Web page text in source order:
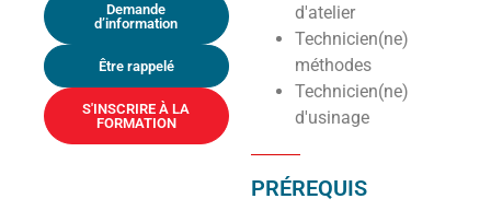
Demande
d’information
Être rappelé
S'INSCRIRE À LA
FORMATION
d'atelier
Technicien(ne)
méthodes
Technicien(ne)
d'usinage
PRÉREQUIS